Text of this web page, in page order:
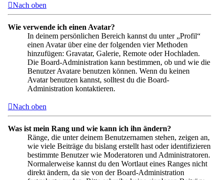
Nach oben
Wie verwende ich einen Avatar?
In deinem persönlichen Bereich kannst du unter „Profil“
einen Avatar über eine der folgenden vier Methoden
hinzufügen: Gravatar, Galerie, Remote oder Hochladen.
Die Board-Administration kann bestimmen, ob und wie die
Benutzer Avatare benutzen können. Wenn du keinen
Avatar benutzen kannst, solltest du die Board-
Administration kontaktieren.
Nach oben
Was ist mein Rang und wie kann ich ihn ändern?
Ränge, die unter deinem Benutzernamen stehen, zeigen an,
wie viele Beiträge du bislang erstellt hast oder identifizieren
bestimmte Benutzer wie Moderatoren und Administratoren.
Normalerweise kannst du den Wortlaut eines Ranges nicht
direkt ändern, da sie von der Board-Administration